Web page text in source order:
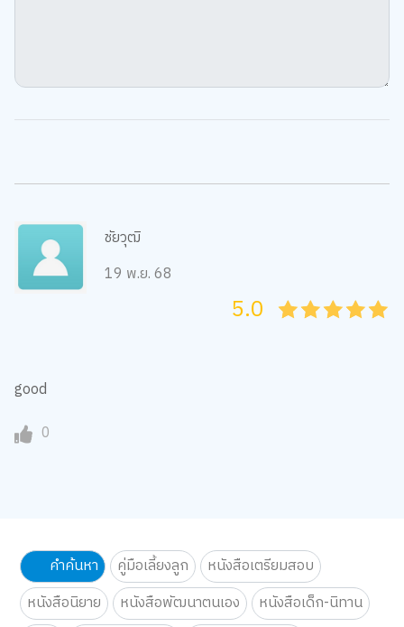
ชัยวุฒิ
19 พ.ย. 68
45
4
35
3
25
2
15
1
05
5.0
good
0
คำค้นหา คู่มือเลี้ยงลูก
หนังสือเตรียมสอบ
หนังสือนิยาย
หนังสือพัฒนาตนเอง
หนังสือเด็ก-นิทาน